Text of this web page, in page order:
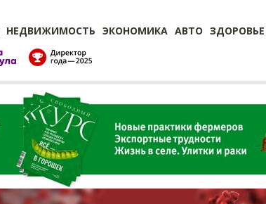
НЕДВИЖИМОСТЬ ЭКОНОМИКА АВТО ЗДОРОВЬЕ